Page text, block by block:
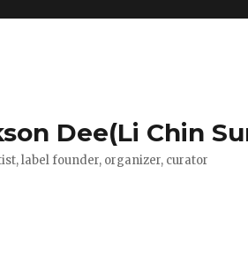
Dee(Li Chin
label founder, organizer, curator